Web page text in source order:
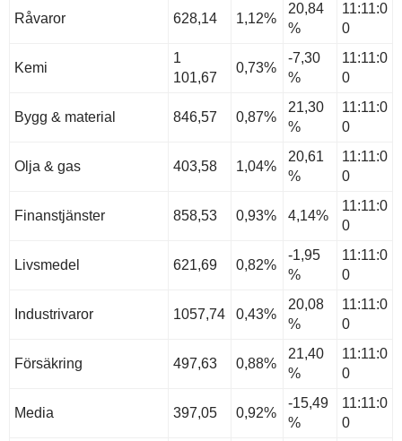
Råvaror 628,14 1,12%
20,84
%
11:11:0
0
Kemi
1
101,67
0,73%
-7,30
%
11:11:0
0
Bygg & material 846,57 0,87%
21,30
%
11:11:0
0
Olja & gas 403,58 1,04%
20,61
%
11:11:0
0
Finanstjänster 858,53 0,93% 4,14%
11:11:0
0
Livsmedel 621,69 0,82%
-1,95
%
11:11:0
0
Industrivaror 1057,74 0,43%
20,08
%
11:11:0
0
Försäkring 497,63 0,88%
21,40
%
11:11:0
0
Media 397,05 0,92%
-15,49
%
11:11:0
0